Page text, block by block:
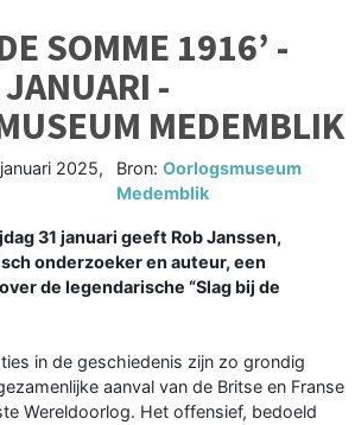
SOMME 1916’ -
-
MEDEMBLIK
2025,
Bron:Oorlogsmuseum
Medemblik
31 januari geeft Rob Janssen,
onderzoeker en auteur, een
de legendarische “Slag bij de
in de geschiedenis zijn zo grondig
aanval van de Britse en Franse
Wereldoorlog. Het offensief, bedoeld